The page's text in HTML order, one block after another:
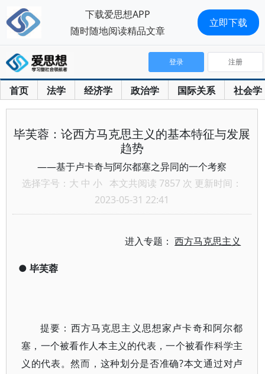
首页 法学 经济学 政治学 国际关系 社会学
登录 注册
毕芙蓉：论西方马克思主义的基本特征与发展
趋势
——基于卢卡奇与阿尔都塞之异同的一个考察
选择字号： 大 中 小 本文共阅读 7857 次 更新时间：
2023-05-31 22:41
进入专题：西方马克思主义
● 毕芙蓉
提要：西方马克思主义思想家卢卡奇和阿尔都
塞，一个被看作人本主义的代表，一个被看作科学主
义的代表。然而，这种划分是否准确?本文通过对卢
下载爱思想APP
随时随地阅读精品文章
立即下载